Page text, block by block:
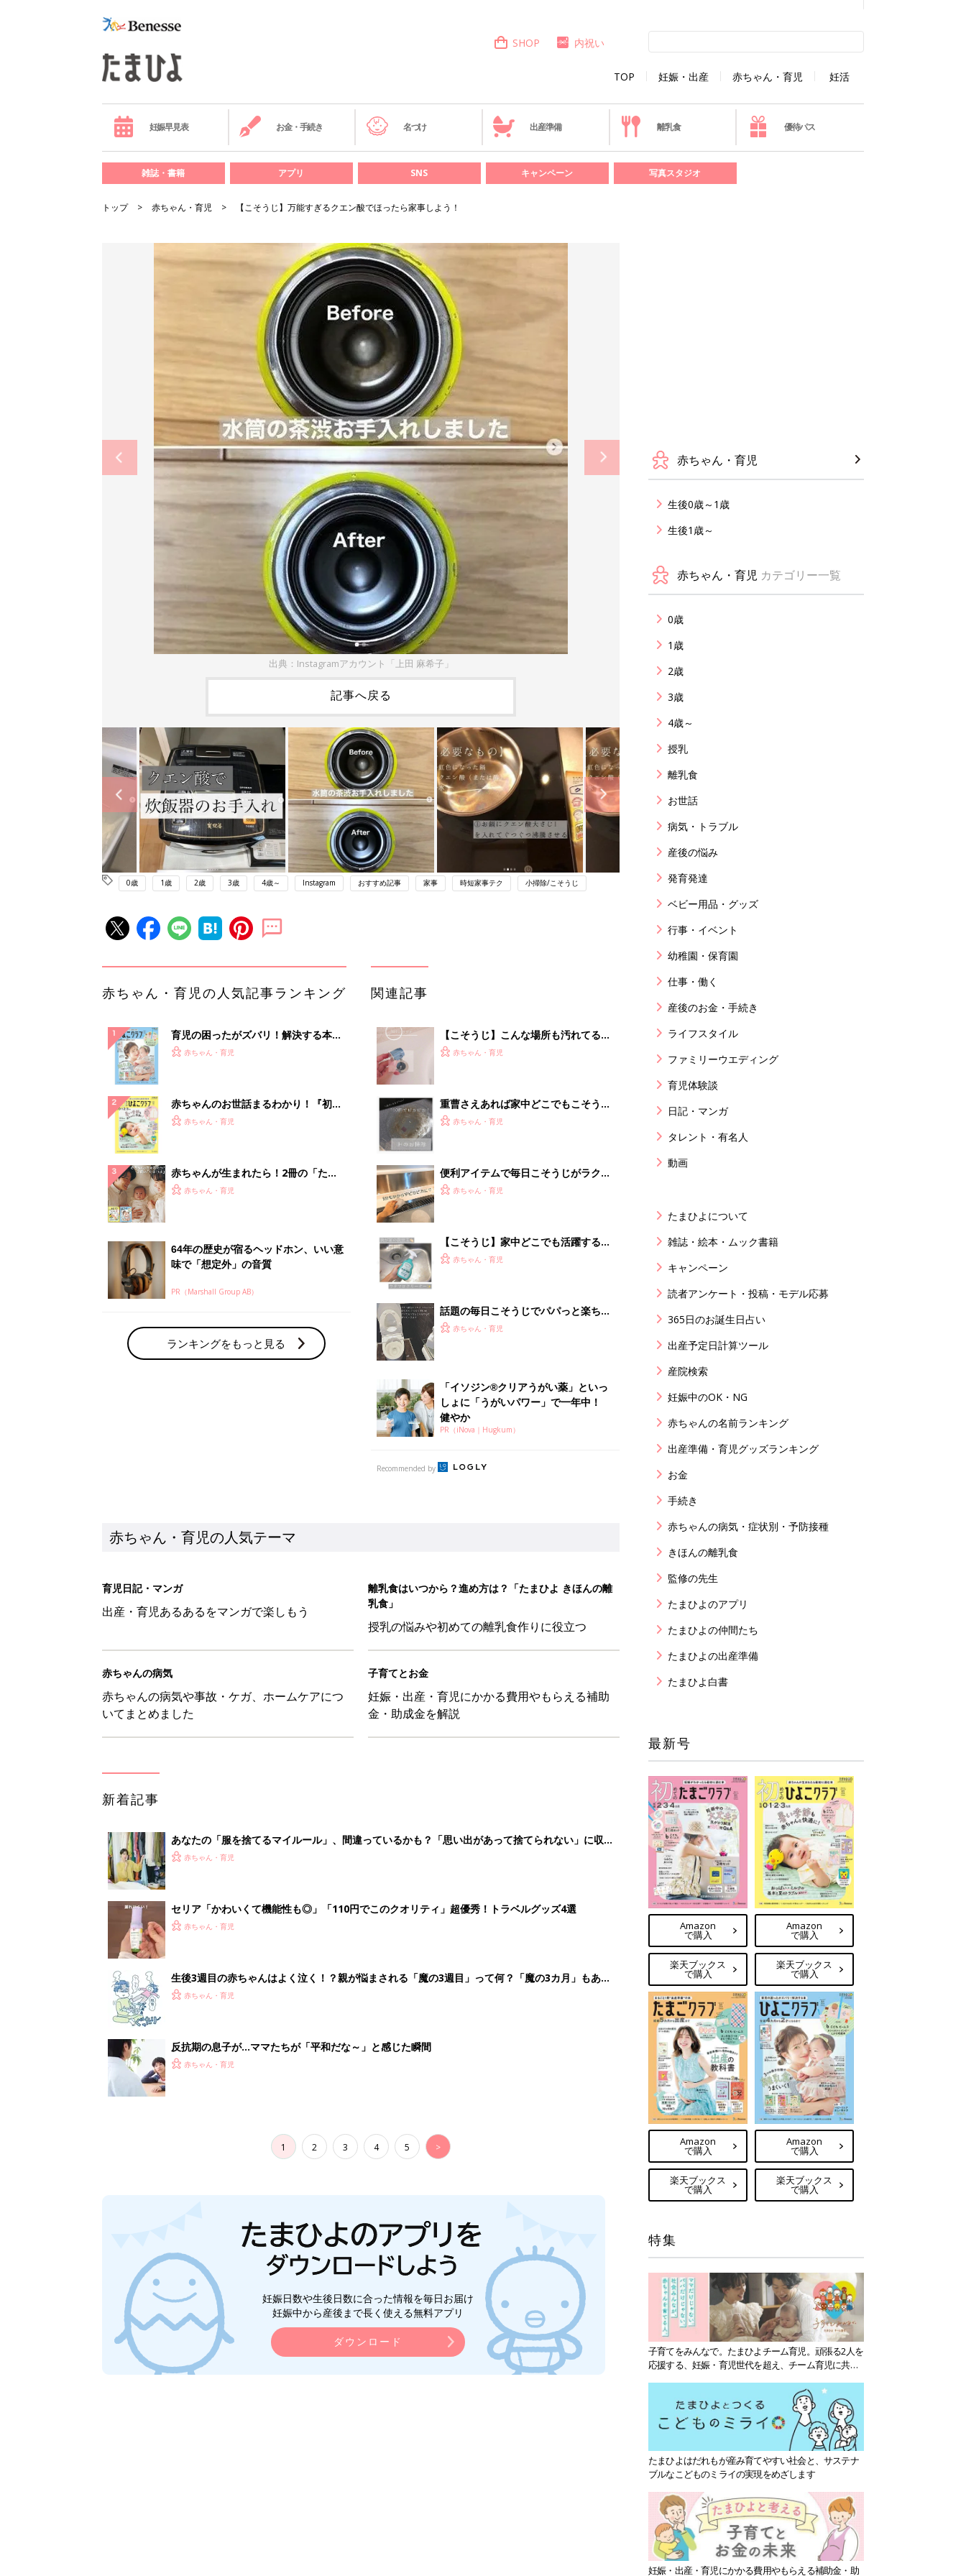
TOP 妊娠・出産 赤ちゃん・育児 妊活
SHOP 内祝い
妊娠早見表 お金・手続き 名づけ 出産準備 離乳食 優待パス
雑誌・書籍 アプリ SNS キャンペーン 写真スタジオ
トップ 赤ちゃん・育児 【こそうじ】万能すぎるクエン酸でほったら家事しよう！
出典：Instagramアカウント「上田 麻希子」
記事へ戻る
0歳 1歳 2歳 3歳 4歳～ Instagram おすすめ記事 家事 時短家事テク 小掃除/こそうじ
赤ちゃん・育児の人気記事ランキング
育児の困ったがズバリ！解決する本
『ひよこクラブ 夏号』 4カ月～2才
赤ちゃん・育児
赤ちゃんのお世話まるわかり！『初め
てのひよこクラブ 夏号』〈巻頭大特
赤ちゃん・育児
赤ちゃんが生まれたら！2冊の「たま
ひよ」
赤ちゃん・育児
64年の歴史が宿るヘッドホン、いい意
味で「想定外」の音質
PR（Marshall Group AB）
ランキングをもっと見る
関連記事
【こそうじ】こんな場所も汚れてる！
忘れがちなポイント
赤ちゃん・育児
重曹さえあれば家中どこでもこそうじ
(小掃除)！活用術
赤ちゃん・育児
便利アイテムで毎日こそうじがラクラ
ク！おすすめ5選
赤ちゃん・育児
【こそうじ】家中どこでも活躍するウ
タマロクリーナーが優秀すぎ！
赤ちゃん・育児
話題の毎日こそうじでパパっと楽ちん
トイレ掃除！
赤ちゃん・育児
「イソジン®クリアうがい薬」といっ
しょに「うがいパワー」で一年中！
健やか
PR（iNova｜Hugkum）
Recommended by
赤ちゃん・育児の人気テーマ
育児日記・マンガ
出産・育児あるあるをマンガで楽しもう
離乳食はいつから？進め方は？「たまひよ きほんの離
乳食」
授乳の悩みや初めての離乳食作りに役立つ
赤ちゃんの病気
赤ちゃんの病気や事故・ケガ、ホームケアにつ
いてまとめました
子育てとお金
妊娠・出産・育児にかかる費用やもらえる補助
金・助成金を解説
新着記事
あなたの「服を捨てるマイルール」、間違っているかも？「思い出があって捨てられない」に収納
スタイリストが喝！
赤ちゃん・育児
セリア「かわいくて機能性も◎」「110円でこのクオリティ」超優秀！トラベルグッズ4選
赤ちゃん・育児
生後3週目の赤ちゃんはよく泣く！？親が悩まされる「魔の3週目」って何？「魔の3カ月」もある
って本当？【専門家】
赤ちゃん・育児
反抗期の息子が...ママたちが「平和だな～」と感じた瞬間
赤ちゃん・育児
1 2 3 4 5 >
妊娠日数や生後日数に合った情報を毎日お届け
妊娠中から産後まで長く使える無料アプリ
ダウンロード
赤ちゃん・育児
生後0歳～1歳
生後1歳～
赤ちゃん・育児 カテゴリー一覧
0歳
1歳
2歳
3歳
4歳～
授乳
離乳食
お世話
病気・トラブル
産後の悩み
発育発達
ベビー用品・グッズ
行事・イベント
幼稚園・保育園
仕事・働く
産後のお金・手続き
ライフスタイル
ファミリーウエディング
育児体験談
日記・マンガ
タレント・有名人
動画
たまひよについて
雑誌・絵本・ムック書籍
キャンペーン
読者アンケート・投稿・モデル応募
365日のお誕生日占い
出産予定日計算ツール
産院検索
妊娠中のOK・NG
赤ちゃんの名前ランキング
出産準備・育児グッズランキング
お金
手続き
赤ちゃんの病気・症状別・予防接種
きほんの離乳食
監修の先生
たまひよのアプリ
たまひよの仲間たち
たまひよの出産準備
たまひよ白書
最新号
Amazon
で購入
楽天ブックス
で購入
Amazon
で購入
楽天ブックス
で購入
Amazon
で購入
楽天ブックス
で購入
Amazon
で購入
楽天ブックス
で購入
特集
子育てをみんなで。たまひよチーム育児。頑張る2人を
応援する、妊娠・育児世代を超え、チーム育児に共感
たまひよはだれもが産み育てやすい社会と、サステナ
ブルなこどものミライの実現をめざします
妊娠・出産・育児にかかる費用やもらえる補助金・助